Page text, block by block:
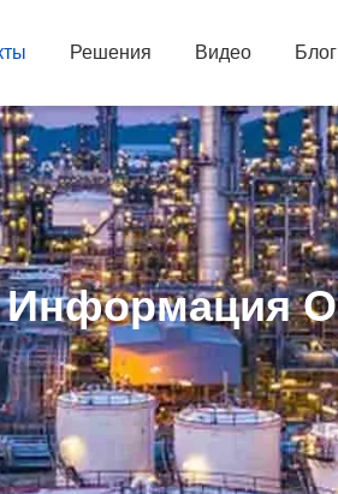
Решения Видео Блог
Информация О